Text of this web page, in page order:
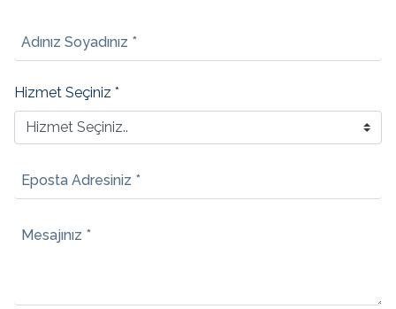
Adınız Soyadınız *
Hizmet Seçiniz *
Eposta Adresiniz *
Mesajınız *